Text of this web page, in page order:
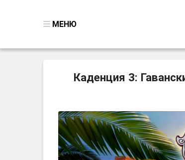
МЕНЮ
ПОИСК ПРЕДМЕТОВ
БИЗНЕС
ТРИ-В-РЯД
СТРАТЕГИИ
Каденция 3: